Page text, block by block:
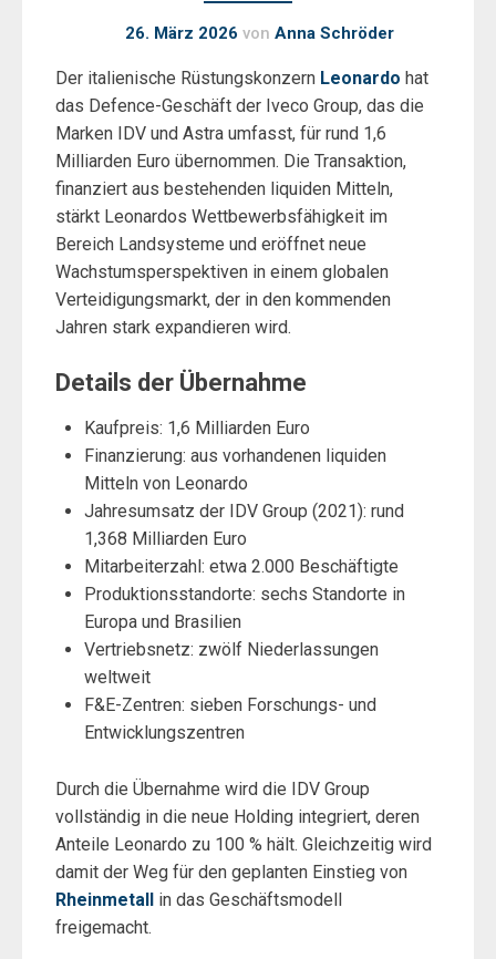
26. März 2026 von Anna Schröder
Der italienische Rüstungskonzern Leonardo hat
das Defence-Geschäft der Iveco Group, das die
Marken IDV und Astra umfasst, für rund 1,6
Milliarden Euro übernommen. Die Transaktion,
finanziert aus bestehenden liquiden Mitteln,
stärkt Leonardos Wettbewerbsfähigkeit im
Bereich Landsysteme und eröffnet neue
Wachstumsperspektiven in einem globalen
Verteidigungsmarkt, der in den kommenden
Jahren stark expandieren wird.
Details der Übernahme
Kaufpreis: 1,6 Milliarden Euro
Finanzierung: aus vorhandenen liquiden
Mitteln von Leonardo
Jahresumsatz der IDV Group (2021): rund
1,368 Milliarden Euro
Mitarbeiterzahl: etwa 2.000 Beschäftigte
Produktionsstandorte: sechs Standorte in
Europa und Brasilien
Vertriebsnetz: zwölf Niederlassungen
weltweit
F&E-Zentren: sieben Forschungs- und
Entwicklungszentren
Durch die Übernahme wird die IDV Group
vollständig in die neue Holding integriert, deren
Anteile Leonardo zu 100 % hält. Gleichzeitig wird
damit der Weg für den geplanten Einstieg von
Rheinmetall in das Geschäftsmodell
freigemacht.